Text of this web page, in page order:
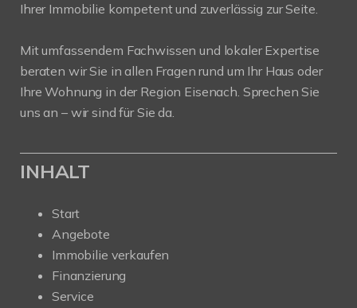
Ihrer Immobilie kompetent und zuverlässig zur Seite.
Mit umfassendem Fachwissen und lokaler Expertise
beraten wir Sie in allen Fragen rund um Ihr Haus oder
Ihre Wohnung in der Region Eisenach. Sprechen Sie
uns an – wir sind für Sie da.
INHALT
Start
Angebote
Immobilie verkaufen
Finanzierung
Service